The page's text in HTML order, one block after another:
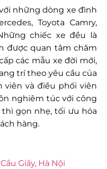
những dòng xe đình
Toyota Camry,
chiếc xe đều là
được quan tâm chăm
các mẫu xe đời mới,
trí theo yêu cầu của
viên và điều phối viên
nghiêm túc với công
gọn nhẹ, tối ưu hóa
hàng.
Giấy, Hà Nội